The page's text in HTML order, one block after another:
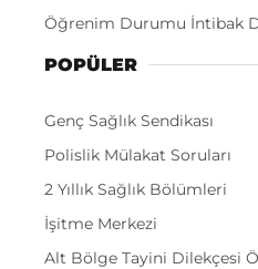
Öğrenim Durumu İntibak
POPÜLER
Genç Sağlık Sendikası
Polislik Mülakat Soruları
2 Yıllık Sağlık Bölümleri
İşitme Merkezi
Alt Bölge Tayini Dilekçesi